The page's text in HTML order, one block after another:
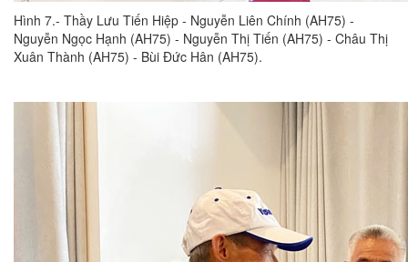
Hình 7.- Thầy Lưu Tiến Hiệp - Nguyễn Liên Chính (AH75) -
Nguyễn Ngọc Hạnh (AH75) - Nguyễn Thị Tiến (AH75) - Châu Thị
Xuân Thành (AH75) - Bùi Đức Hân (AH75).